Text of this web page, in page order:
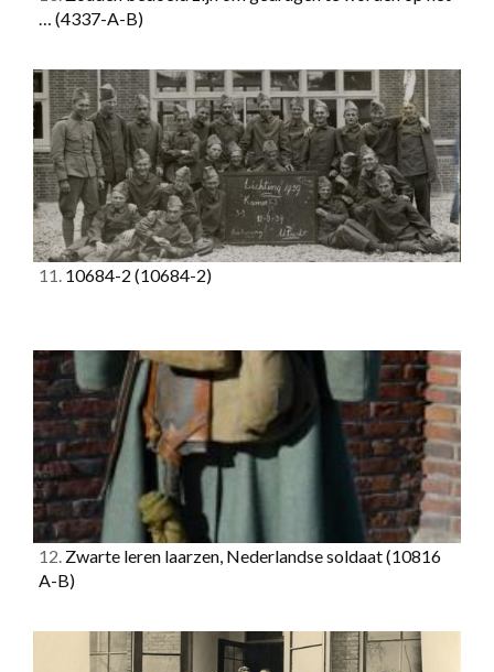
… (4337-A-B)
11. 10684-2 (10684-2)
12. Zwarte leren laarzen, Nederlandse soldaat(10816
A-B)